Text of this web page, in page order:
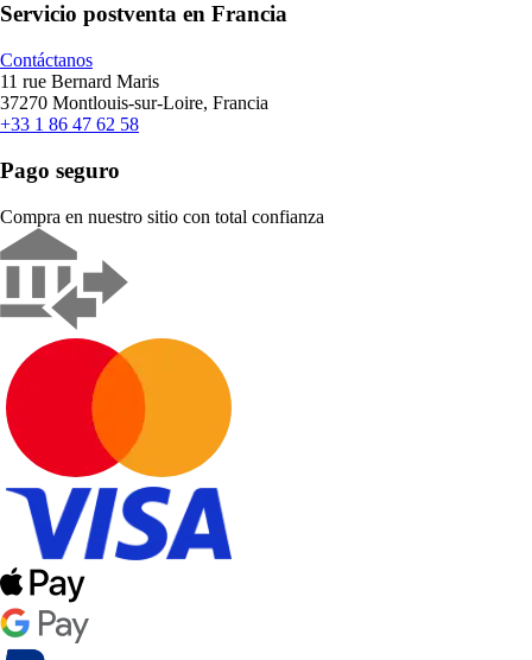
Servicio postventa en Francia
Contáctanos
11 rue Bernard Maris
37270 Montlouis-sur-Loire, Francia
+33 1 86 47 62 58
Pago seguro
Compra en nuestro sitio con total confianza